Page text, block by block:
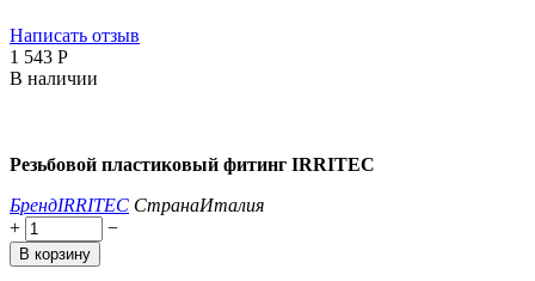
Написать отзыв
1 543 Р
В наличии
Резьбовой пластиковый фитинг IRRITEC
БрендIRRITEC СтранаИталия
+
−
В корзину